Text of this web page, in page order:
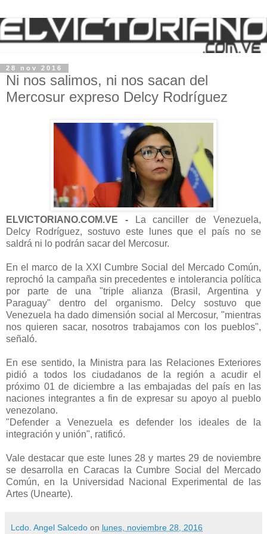
28 nov 2016
Ni nos salimos, ni nos sacan del
Mercosur expreso Delcy Rodríguez
ELVICTORIANO.COM.VE -La canciller de Venezuela,
Delcy Rodríguez, sostuvo este lunes que el país no se
saldrá ni lo podrán sacar del Mercosur.
En el marco de la XXI Cumbre Social del Mercado Común,
reprochó la campaña sin precedentes e intolerancia política
por parte de una "triple alianza (Brasil, Argentina y
Paraguay" dentro del organismo. Delcy sostuvo que
Venezuela ha dado dimensión social al Mercosur, "mientras
nos quieren sacar, nosotros trabajamos con los pueblos",
señaló.
En ese sentido, la Ministra para las Relaciones Exteriores
pidió a todos los ciudadanos de la región a acudir el
próximo 01 de diciembre a las embajadas del país en las
naciones integrantes a fin de expresar su apoyo al pueblo
venezolano.
"Defender a Venezuela es defender los ideales de la
integración y unión", ratificó.
Vale destacar que este lunes 28 y martes 29 de noviembre
se desarrolla en Caracas la Cumbre Social del Mercado
Común, en la Universidad Nacional Experimental de las
Artes (Unearte).
Lcdo. Angel Salcedo on lunes, noviembre 28, 2016